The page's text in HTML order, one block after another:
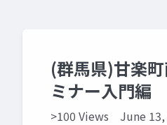
(群馬県)甘楽
ミナー入門編
>100 Views June